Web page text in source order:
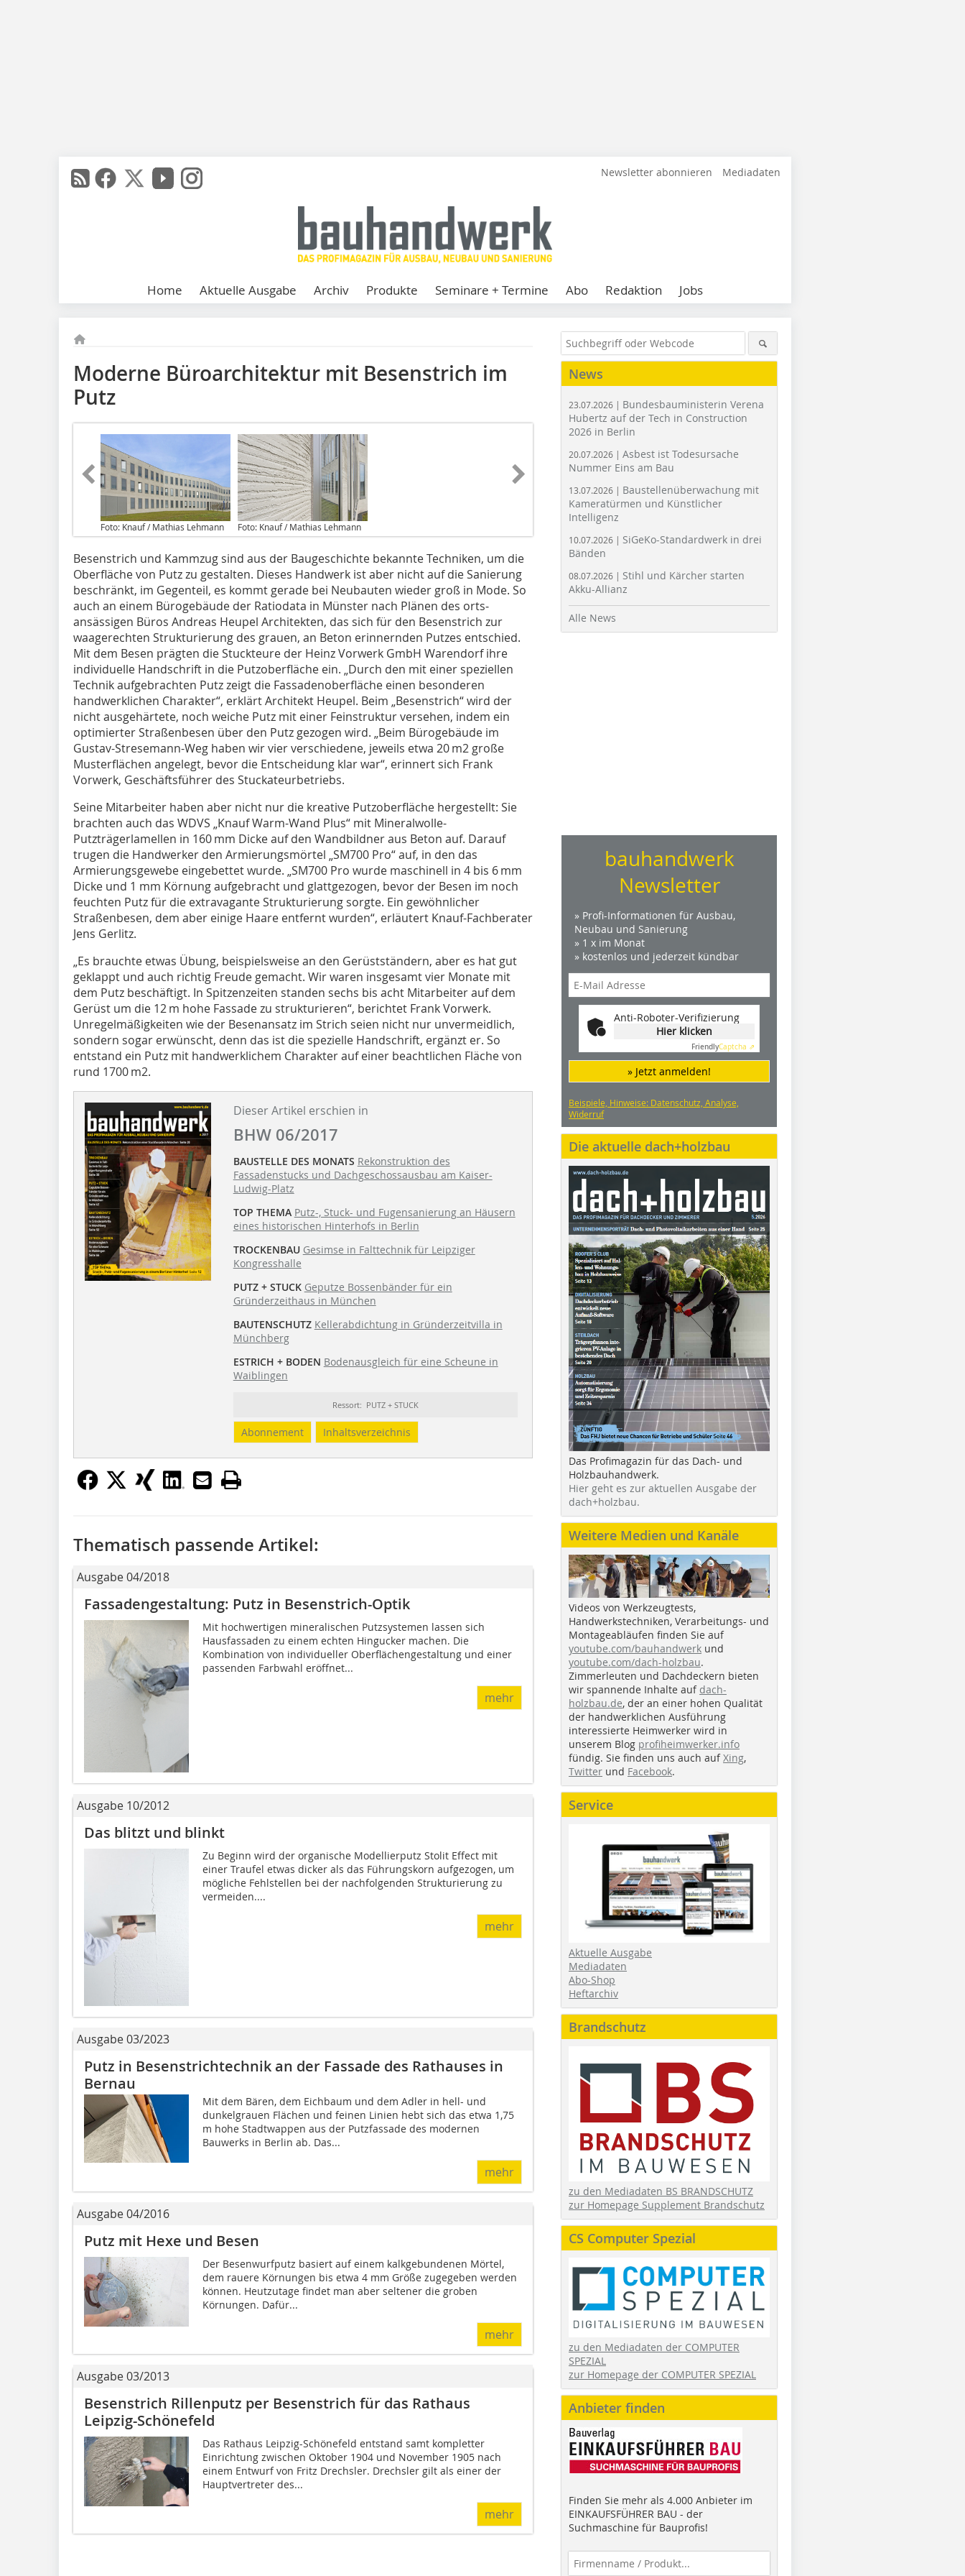
Newsletter abonnieren Mediadaten
Home Aktuelle Ausgabe Archiv Produkte Seminare + Termine Abo Redaktion Jobs
Moderne Büroarchitektur mit Besenstrich im
Putz
Foto: Knauf / Mathias Lehmann Foto: Knauf / Mathias Lehmann
Besenstrich und Kammzug sind aus der Baugeschichte bekannte Techniken, um die
Oberfläche von Putz zu gestalten. Dieses Handwerk ist aber nicht auf die Sanierung
beschränkt, im Gegenteil, es kommt gerade bei Neubauten wieder groß in Mode. So
auch an einem Bürogebäude der Ratiodata in Münster nach Plänen des orts­
ansässigen Büros Andreas Heupel Architekten, das sich für den Besenstrich zur
waagerechten Strukturierung des grauen, an Beton erinnernden Putzes entschied.
Mit dem Besen prägten die Stuckteure der Heinz Vorwerk GmbH Warendorf ihre
individuelle Handschrift in die Putzoberfläche ein. „Durch den mit einer speziellen
Technik aufgebrachten Putz zeigt die Fassadenoberfläche einen besonderen
handwerklichen Charakter“, erklärt Architekt Heupel. Beim „Besenstrich“ wird der
nicht ausgehärtete, noch weiche Putz mit einer Feinstruktur versehen, indem ein
optimier­ter Straßenbesen über den Putz gezogen wird. „Beim Bürogebäude im
Gustav-Stresemann-Weg haben wir vier verschiedene, jeweils etwa 20 m2 große
Musterflächen angelegt, bevor die Entscheidung klar war“, erinnert sich Frank
Vorwerk, Ge­schäfts­führer des Stuckateurbetriebs.
Seine Mitarbeiter haben aber nicht nur die kreative Putzoberfläche hergestellt: Sie
brachten auch das WDVS „Knauf Warm-Wand Plus“ mit Mineralwolle-
Putzträgerlamellen in 160 mm Dicke auf den Wandbildner aus Beton auf. Darauf
trugen die Handwerker den Armierungsmörtel „SM700 Pro“ auf, in den das
Armierungsgewebe eingebettet wurde. „SM700 Pro wurde maschinell in 4 bis 6 mm
Dicke und 1 mm Körnung aufgebracht und glattge­zogen, bevor der Besen im noch
feuchten Putz für die extravagante Strukturierung sorgte. Ein gewöhnlicher
Straßenbesen, dem aber einige Haare entfernt wurden“, erläutert Knauf-Fachberater
Jens Gerlitz.
„Es brauchte etwas Übung, beispielsweise an den Gerüstständern, aber es hat gut
geklappt und auch richtig Freude gemacht. Wir waren insgesamt vier Monate mit
dem Putz beschäftigt. In Spitzenzeiten standen sechs bis acht Mitarbeiter auf dem
Gerüst um die 12 m hohe Fassade zu strukturieren“, berichtet Frank Vorwerk.
Unregelmäßigkeiten wie der Besenansatz im Strich seien nicht nur unvermeidlich,
sondern sogar erwünscht, denn das ist die spezielle Handschrift, ergänzt er. So
entstand ein Putz mit handwerklichem Charakter auf einer beachtlichen Fläche von
rund 1700 m2.
Dieser Artikel erschien in
BHW 06/2017
BAUSTELLE DES MONATS Rekonstruktion des
Fassadenstucks und Dachgeschossausbau am Kaiser-
Ludwig-Platz
TOP THEMA Putz-, Stuck- und Fugensanierung an Häusern
eines historischen Hinterhofs in Berlin
TROCKENBAU Gesimse in Falttechnik für Leipziger
Kongresshalle
PUTZ + STUCK Geputze Bossenbänder für ein
Gründerzeithaus in München
BAUTENSCHUTZ Kellerabdichtung in Gründerzeitvilla in
Münchberg
ESTRICH + BODEN Bodenausgleich für eine Scheune in
Waiblingen
Ressort: PUTZ + STUCK
Abonnement Inhaltsverzeichnis
Thematisch passende Artikel:
Ausgabe 04/2018
Fassadengestaltung: Putz in Besenstrich-Optik
Mit hochwertigen mineralischen Putzsystemen lassen sich
Hausfassaden zu einem echten Hingucker machen. Die
Kombination von individueller Oberflächengestaltung und einer
passenden Farbwahl eröffnet...
mehr
Ausgabe 10/2012
Das blitzt und blinkt
Zu Beginn wird der organische Modellierputz Stolit Effect mit
einer Traufel etwas dicker als das Führungskorn aufgezogen, um
mögliche Fehlstellen bei der nachfolgenden Strukturierung zu
vermeiden....
mehr
Ausgabe 03/2023
Putz in Besenstrichtechnik an der Fassade des Rathauses in
Bernau
Mit dem Bären, dem Eichbaum und dem Adler in hell- und
dunkelgrauen Flächen und feinen Linien hebt sich das etwa 1,75
m hohe Stadtwappen aus der Putzfassade des modernen
Bauwerks in Berlin ab. Das...
mehr
Ausgabe 04/2016
Putz mit Hexe und Besen
Der Besenwurfputz basiert auf einem kalkgebundenen Mörtel,
dem rauere Körnungen bis etwa 4 mm Größe zugegeben werden
können. Heutzutage findet man aber seltener die groben
Körnungen. Dafür...
mehr
Ausgabe 03/2013
Besenstrich Rillenputz per Besenstrich für das Rathaus
Leipzig-Schönefeld
Das Rathaus Leipzig-Schönefeld entstand samt kompletter
Einrichtung zwischen Oktober 1904 und November 1905 nach
einem Entwurf von Fritz Drechsler. Drechsler gilt als einer der
Hauptvertreter des...
mehr
News
23.07.2026 | Bundesbauministerin Verena
Hubertz auf der Tech in Construction
2026 in Berlin
20.07.2026 | Asbest ist Todesursache
Nummer Eins am Bau
13.07.2026 | Baustellenüberwachung mit
Kameratürmen und Künstlicher
Intelligenz
10.07.2026 | SiGeKo-Standardwerk in drei
Bänden
08.07.2026 | Stihl und Kärcher starten
Akku-Allianz
Alle News
bauhandwerk
Newsletter
» Profi-Informationen für Ausbau,
Neubau und Sanierung
» 1 x im Monat
» kostenlos und jederzeit kündbar
Anti-Roboter-Verifizierung
Hier klicken
FriendlyCaptcha ⇗
» Jetzt anmelden!
Beispiele, Hinweise: Datenschutz, Analyse,
Widerruf
Die aktuelle dach+holzbau
Das Profimagazin für das Dach- und
Holzbauhandwerk.
Hier geht es zur aktuellen Ausgabe der
dach+holzbau.
Weitere Medien und Kanäle
Videos von Werkzeugtests,
Handwerkstechniken, Verarbeitungs- und
Montageabläufen finden Sie auf
youtube.com/bauhandwerk und
youtube.com/dach-holzbau.
Zimmerleuten und Dachdeckern bieten
wir spannende Inhalte auf dach-
holzbau.de, der an einer hohen Qualität
der handwerklichen Ausführung
interessierte Heimwerker wird in
unserem Blog profiheimwerker.info
fündig. Sie finden uns auch aufXing,
Twitter und Facebook.
Service
Aktuelle Ausgabe
Mediadaten
Abo-Shop
Heftarchiv
Brandschutz
zu den Mediadaten BS BRANDSCHUTZ
zur Homepage Supplement Brandschutz
CS Computer Spezial
zu den Mediadaten der COMPUTER
SPEZIAL
zur Homepage der COMPUTER SPEZIAL
Anbieter finden
Finden Sie mehr als 4.000 Anbieter im
EINKAUFSFÜHRER BAU - der
Suchmaschine für Bauprofis!